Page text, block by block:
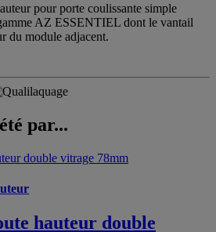
pour porte coulissante simple
AZ ESSENTIEL dont le vantail
du module adjacent.
par...
hauteur double